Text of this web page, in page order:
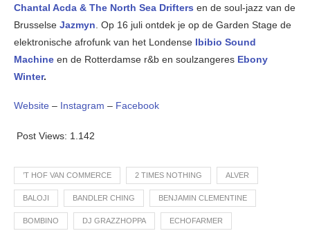
Chantal Acda & The North Sea Drifters en de soul-jazz van de
Brusselse Jazmyn . Op 16 juli ontdek je op de Garden Stage de
elektronische afrofunk van het Londense Ibibio Sound
Machine en de Rotterdamse r&b en soulzangeres Ebony
Winter.
Website – Instagram – Facebook
Post Views: 1.142
’T HOF VAN COMMERCE 2 TIMES NOTHING ALVER
BALOJI BANDLER CHING BENJAMIN CLEMENTINE
BOMBINO DJ GRAZZHOPPA ECHOFARMER